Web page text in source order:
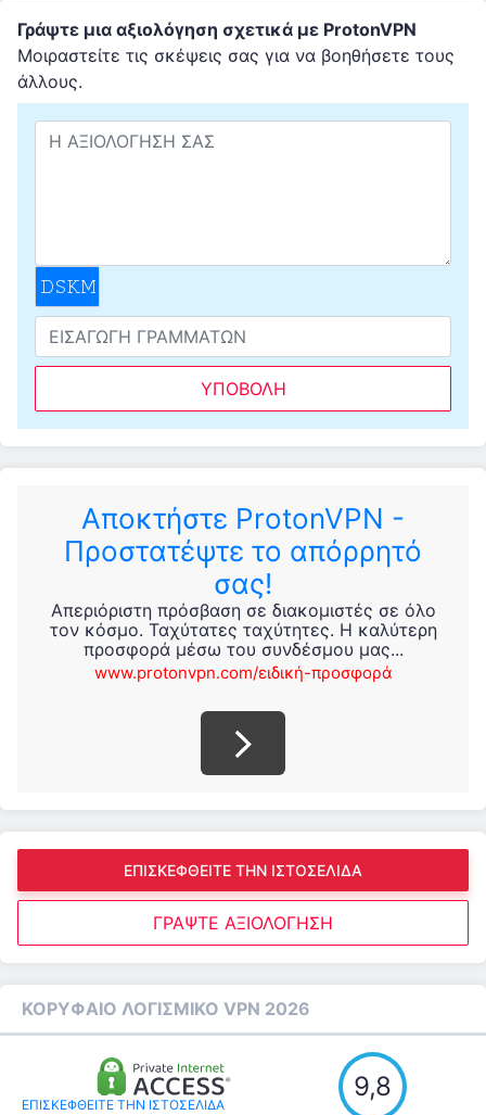
Γράψτε μια αξιολόγηση σχετικά με ProtonVPN
Μοιραστείτε τις σκέψεις σας για να βοηθήσετε τους
άλλους.
ΥΠΟΒΟΛΉ
Αποκτήστε ProtonVPN -
Προστατέψτε το απόρρητό
σας!
Απεριόριστη πρόσβαση σε διακομιστές σε όλο
τον κόσμο. Ταχύτατες ταχύτητες. Η καλύτερη
προσφορά μέσω του συνδέσμου μας...
www.protonvpn.com/ειδική-προσφορά
ΕΠΙΣΚΕΦΘΕΙΤΕ ΤΗΝ ΙΣΤΟΣΕΛΊΔΑ
ΓΡΆΨΤΕ ΑΞΙΟΛΌΓΗΣΗ
ΚΟΡΥΦΑΙΟ ΛΟΓΙΣΜΙΚΟ VPN 2026
ΕΠΙΣΚΕΦΘΕΙΤΕ ΤΗΝ ΙΣΤΟΣΕΛΊΔΑ
9,8